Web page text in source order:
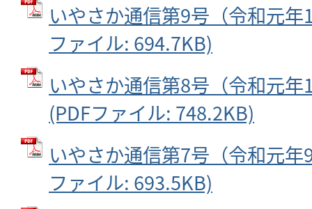
いやさか通信第9号（令和元年
ファイル: 694.7KB)
いやさか通信第8号（令和元
(PDFファイル: 748.2KB)
いやさか通信第7号（令和元年
ファイル: 693.5KB)